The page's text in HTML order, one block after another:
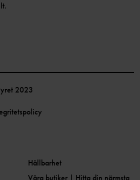
2023
Hållbarhet